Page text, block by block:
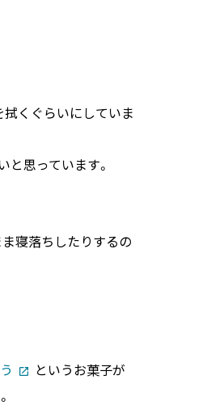
くぐらいにしていま
と思っています。
寝落ちしたりするの
というお菓子が